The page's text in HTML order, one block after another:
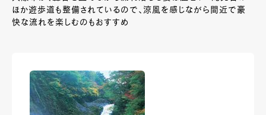
ほか遊歩道も整備されているので、涼風を感じながら間近で豪
快な流れを楽しむのもおすすめ